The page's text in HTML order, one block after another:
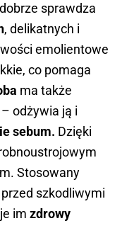
sprawdza
, delikatnych i
emolientowe
co pomaga
ma także
odżywia ją i
sebum. Dzięki
Stosowany
szkodliwymi
im zdrowy